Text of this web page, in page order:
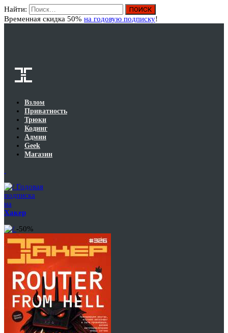
Найти:
Временная скидка 50% на годовую подписку!
Взлом
Приватность
Трюки
Кодинг
Админ
Geek
Магазин
Годовая
подписка
на
Хакер
-50%